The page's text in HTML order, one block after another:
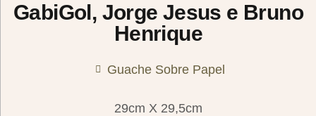
GabiGol, Jorge Jesus e Bruno
Henrique
Guache Sobre Papel
29cm X 29,5cm